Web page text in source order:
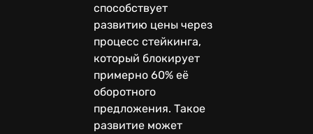
способствует
развитию цены через
процесс стейкинга,
который блокирует
примерно 60% её
оборотного
предложения. Такое
развитие может